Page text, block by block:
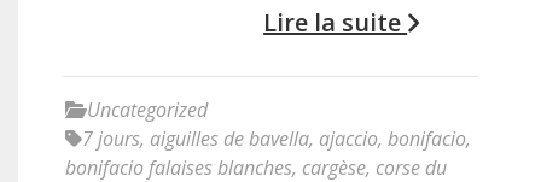
Lire la suite
Uncategorized
7 jours, aiguilles de bavella, ajaccio, bonifacio,
bonifacio falaises blanches, cargèse, corse du